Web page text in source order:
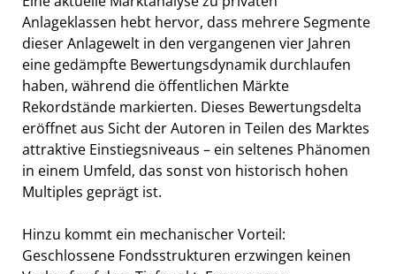
Anlageklassen hebt hervor, dass mehrere Segmente
dieser Anlagewelt in den vergangenen vier Jahren
eine gedämpfte Bewertungsdynamik durchlaufen
haben, während die öffentlichen Märkte
Rekordstände markierten. Dieses Bewertungsdelta
eröffnet aus Sicht der Autoren in Teilen des Marktes
attraktive Einstiegsniveaus – ein seltenes Phänomen
in einem Umfeld, das sonst von historisch hohen
Multiples geprägt ist.
Hinzu kommt ein mechanischer Vorteil:
Geschlossene Fondsstrukturen erzwingen keinen